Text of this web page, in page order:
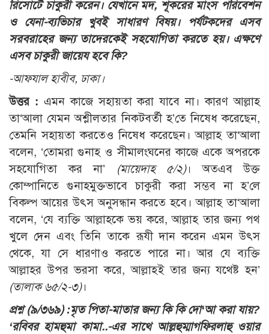
রিসোর্টে চাকুরী করেন। যেখানে মদ, শূকরের মাংস পরিবেশন
ও যেনা-ব্যভিচার খুবই সাধারণ বিষয়। পর্যটকদের এসব
সরবরাহের জন্য তাদেরকেই সহযোগিতা করতে হয়। এক্ষণে
এসব চাকুরী জায়েয হবে কি?
-আফযাল হাবীব, ঢাকা।
উত্তর : এমন কাজে সহায়তা করা যাবে না। কারণ আল্লাহ
তা‘আলা যেমন অশ্লীলতার নিকটবর্তী হ’তে নিষেধ করেছেন,
তেমনি সহায়তা করতেও নিষেধ করেছেন। আল্লাহ তা‘আলা
বলেন, ‘তোমরা গুনাহ ও সীমালংঘনের কাজে একে অপরকে
সহযোগিতা কর না’
(মায়েদাহ ৫/২)। অতএব উক্ত
কোম্পানিতে গুনাহমুক্তভাবে চাকুরী করা সম্ভব না হ’লে
বিকল্প আয়ের উৎস অনুসন্ধান করতে হবে। আল্লাহ তা‘আলা
বলেন, ‘যে ব্যক্তি আল্লাহকে ভয় করে, আল্লাহ তার জন্য পথ
খুলে দেন এবং তিনি তাকে রূযী দান করেন এমন উৎস
থেকে, যা সে ধারণাও করতে পারে না। আর যে ব্যক্তি
আল্লাহর উপর ভরসা করে, আল্লাহই তার জন্য যথেষ্ট হন’
(তালাক ৬৫/২-৩)।
প্রশ্ন (৯/৩৬৯) :মৃত পিতা-মাতার জন্য কি কি দো‘আ করা যায়?
‘রবিবর হামহুমা কামা..-এর সাথে আল্লহুম্মাগফিরলাহু ওয়ার